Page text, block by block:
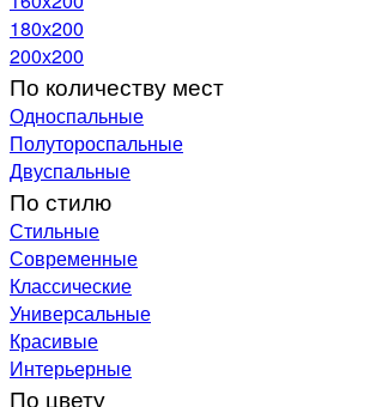
180х200
200х200
По количеству мест
Односпальные
Полутороспальные
Двуспальные
По стилю
Стильные
Современные
Классические
Универсальные
Красивые
Интерьерные
По цвету